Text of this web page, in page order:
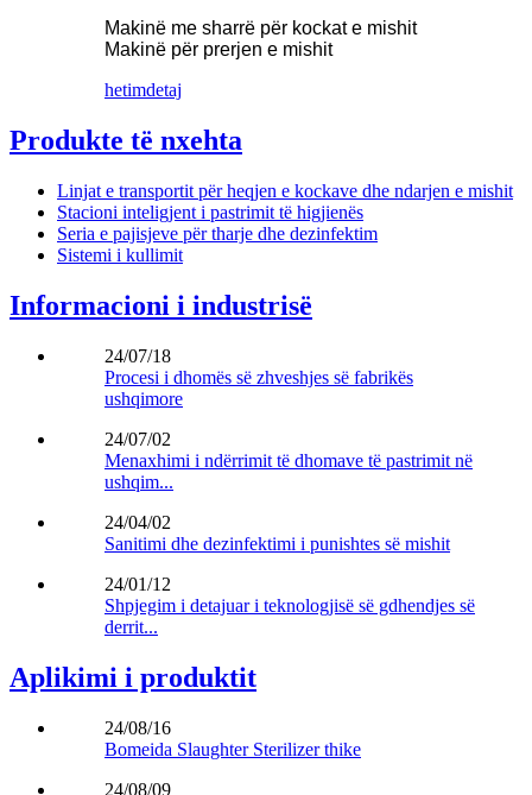
Makinë me sharrë për kockat e mishit
Makinë për prerjen e mishit
hetimdetaj
Produkte të nxehta
Linjat e transportit për heqjen e kockave dhe ndarjen e mishit
Stacioni inteligjent i pastrimit të higjienës
Seria e pajisjeve për tharje dhe dezinfektim
Sistemi i kullimit
Informacioni i industrisë
24/07/18
Procesi i dhomës së zhveshjes së fabrikës
ushqimore
24/07/02
Menaxhimi i ndërrimit të dhomave të pastrimit në
ushqim...
24/04/02
Sanitimi dhe dezinfektimi i punishtes së mishit
24/01/12
Shpjegim i detajuar i teknologjisë së gdhendjes së
derrit...
Aplikimi i produktit
24/08/16
Bomeida Slaughter Sterilizer thike
24/08/09